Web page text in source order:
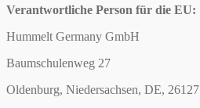
Verantwortliche Person für die EU:
Hummelt Germany GmbH
Baumschulenweg 27
Oldenburg, Niedersachsen, DE, 26127